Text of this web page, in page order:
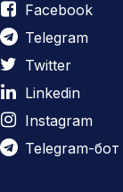
Facebook
Telegram
Twitter
Linkedin
Instagram
Telegram-бот